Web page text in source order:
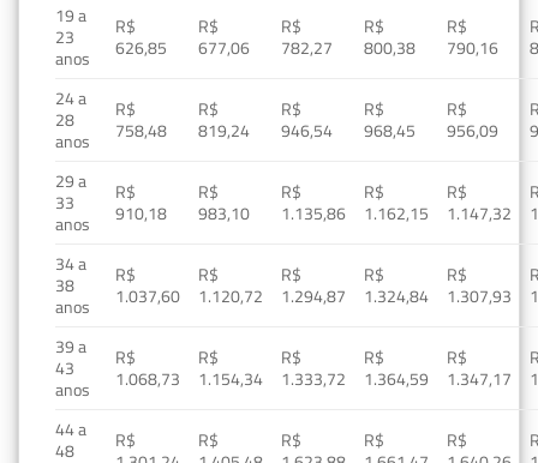
19 a
23
anos
R$
626,85
R$
677,06
R$
782,27
R$
800,38
R$
790,16
24 a
28
anos
R$
758,48
R$
819,24
R$
946,54
R$
968,45
R$
956,09
29 a
33
anos
R$
910,18
R$
983,10
R$
1.135,86
R$
1.162,15
R$
1.147,32
34 a
38
anos
R$
1.037,60
R$
1.120,72
R$
1.294,87
R$
1.324,84
R$
1.307,93
39 a
43
anos
R$
1.068,73
R$
1.154,34
R$
1.333,72
R$
1.364,59
R$
1.347,17
44 a
48
R$
R$
R$
R$
R$